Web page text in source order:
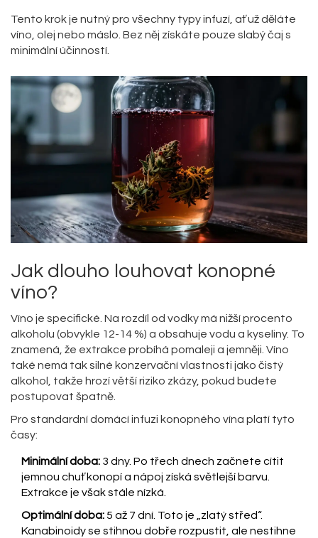
Tento krok je nutný pro všechny typy infuzí, ať už děláte
víno, olej nebo máslo. Bez něj získáte pouze slabý čaj s
minimální účinností.
Jak dlouho louhovat konopné
víno?
Víno je specifické. Na rozdíl od vodky má nižší procento
alkoholu (obvykle 12-14 %) a obsahuje vodu a kyseliny. To
znamená, že extrakce probíhá pomaleji a jemněji. Víno
také nemá tak silné konzervační vlastnosti jako čistý
alkohol, takže hrozí větší riziko zkázy, pokud budete
postupovat špatně.
Pro standardní domácíinfuzi konopného vína platí tyto
časy:
Minimální doba: 3 dny. Po třech dnech začnete cítit
jemnou chuť konopí a nápoj získá světlejší barvu.
Extrakce je však stále nízká.
Optimální doba:5 až 7 dní. Toto je „zlatý střed“.
Kanabinoidy se stihnou dobře rozpustit, ale nestihne